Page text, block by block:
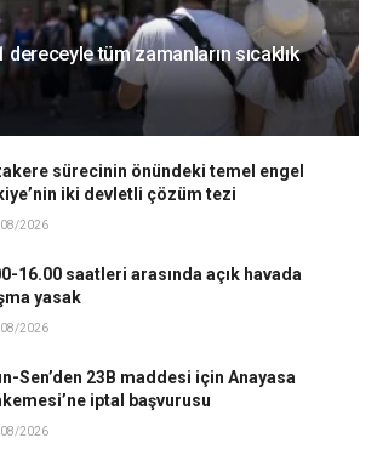
dereceyle tüm zamanların sıcaklık
sürecinin önündeki temel engel
iki devletli çözüm tezi
2026
16.00 saatleri arasında açık havada
yasak
2026
Sen’den 23B maddesi için Anayasa
iptal başvurusu
2026